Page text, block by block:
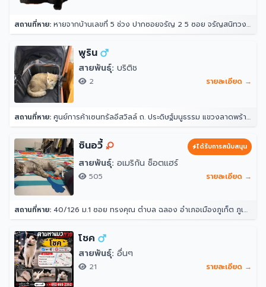
สถานที่หาย: หายจากบ้านเลขที่ 5 ช่วง ปากซอยจรัญ 2 5 ซอย จรัญสนิทวงศ์ 2 แขวงวัดท่าพระ เขตบางกอกใหญ่ กรุงเทพมหานคร 10600 ประเทศไทย
พูริน
สายพันธุ์: บริติช
2 รายละเอียด →
สถานที่หาย: ศูนย์การค้าเซนทรัลอีสวิลล์ ถ. ประดิษฐ์มนูธรรม แขวงลาดพร้าว ลาดพร้าว กรุงเทพมหานคร 10230
ซินอวี้ ได้รับการสนับสนุน
สายพันธุ์: อเมริกัน ช็อตแฮร์
505 รายละเอียด →
สถานที่หาย: 40/126 ม.1 ซอย ทรงคุณ ตำบล ฉลอง อำเภอเมืองภูเก็ต ภูเก็ต 83000
โชค
สายพันธุ์: อื่นๆ
21 รายละเอียด →